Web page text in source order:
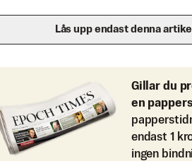
Lås upp endast denna
Gillar du
en
endast 1
ingen